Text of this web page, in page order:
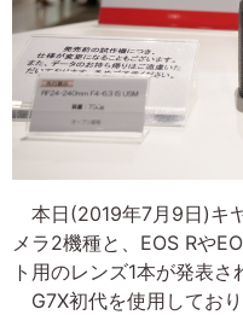
本日(2019年7月9日)キ
メラ2機種と、EOS Rや
ト用のレンズ1本が発表さ
G7X初代を使用してお